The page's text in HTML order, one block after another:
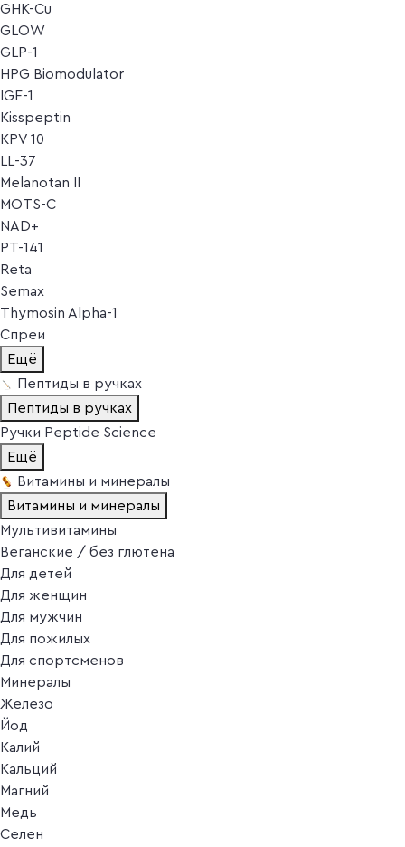
GHK-Cu
GLOW
GLP-1
HPG Biomodulator
IGF-1
Kisspeptin
KPV 10
LL-37
Melanotan II
MOTS-C
NAD+
PT-141
Reta
Semax
Thymosin Alpha-1
Спреи
Ещё
Пептиды в ручках
Пептиды в ручках
Ручки Peptide Science
Ещё
Витамины и минералы
Витамины и минералы
Мультивитамины
Веганские / без глютена
Для детей
Для женщин
Для мужчин
Для пожилых
Для спортсменов
Минералы
Железо
Йод
Калий
Кальций
Магний
Медь
Селен